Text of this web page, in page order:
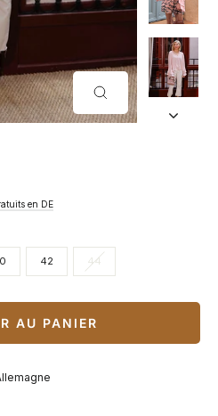
FERMER
(ESC)
en DE
42 44
AU PANIER